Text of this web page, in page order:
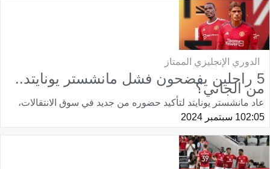
الدوري الإنجليزي الممتاز
5 راحلين يفضحون فشل مانشستر يونايتد..
من الجاني؟
عاد مانشستر يونايتد لتأكيد حضوره من جديد في سوق الانتقالات،
02:051 سبتمبر 2024